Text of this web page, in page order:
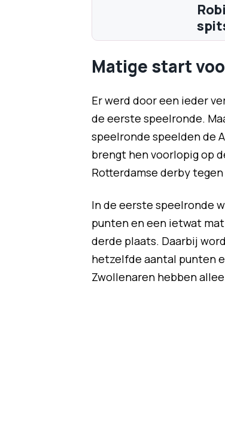
Matige start
Er werd door een ieder
de eerste speelronde.
speelronde speelden de
brengt hen voorlopig op
Rotterdamse derby tegen
In de eerste speelronde
punten en een ietwat
derde plaats. Daarbij
hetzelfde aantal punten
Zwollenaren hebben